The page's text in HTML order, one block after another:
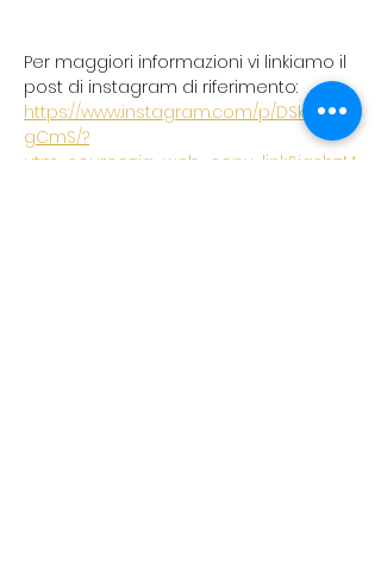
Per maggiori informazioni vi linkiamo il
post di instagram di riferimento:
https://www.instagram.com/p/DSkY4eo
gCmS/?
utm_source=ig_web_copy_link&igsh=M